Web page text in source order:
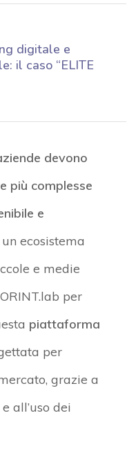
digitale e
il caso “ELITE
devono
più complesse
e
un ecosistema
e medie
per
piattaforma
per
grazie a
e all’uso dei